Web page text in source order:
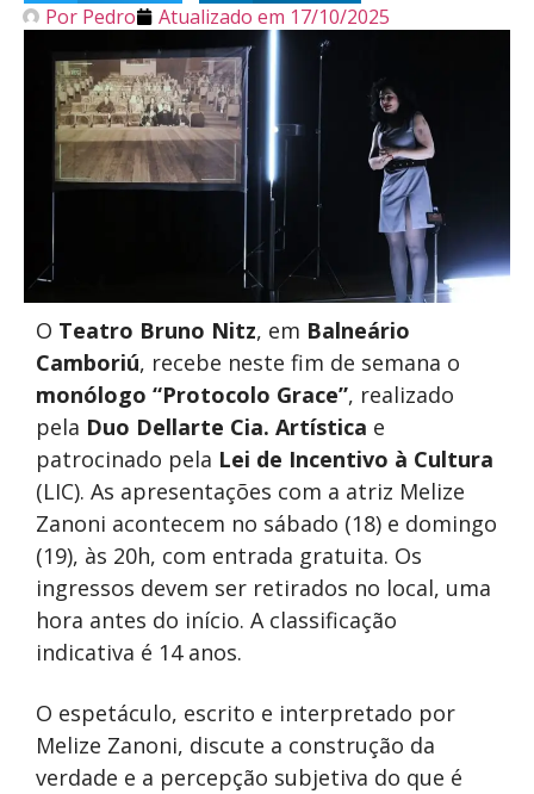
Por Pedro Atualizado em 17/10/2025
O Teatro Bruno Nitz, em Balneário
Camboriú, recebe neste fim de semana o
monólogo “Protocolo Grace”, realizado
pela Duo Dellarte Cia. Artística e
patrocinado pela Lei de Incentivo à Cultura
(LIC). As apresentações com a atriz Melize
Zanoni acontecem no sábado (18) e domingo
(19), às 20h, com entrada gratuita. Os
ingressos devem ser retirados no local, uma
hora antes do início. A classificação
indicativa é 14 anos.
O espetáculo, escrito e interpretado por
Melize Zanoni, discute a construção da
verdade e a percepção subjetiva do que é